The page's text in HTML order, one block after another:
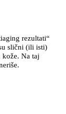
rezultati“
slični (ili isti)
Na taj